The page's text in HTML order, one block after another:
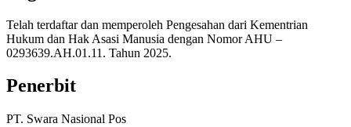
Telah terdaftar dan memperoleh Pengesahan dari Kementrian
Hukum dan Hak Asasi Manusia dengan Nomor AHU –
0293639.AH.01.11. Tahun 2025.
Penerbit
PT. Swara Nasional Pos